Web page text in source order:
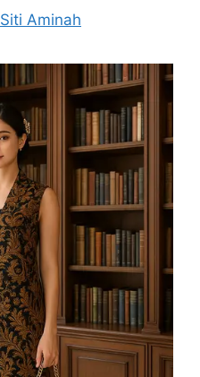
Siti Aminah